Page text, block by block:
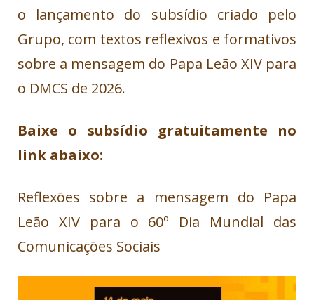
o lançamento do subsídio criado pelo
Grupo, com textos reflexivos e formativos
sobre a mensagem do Papa Leão XIV para
o DMCS de 2026.
Baixe o subsídio gratuitamente no
link abaixo:
Reflexões sobre a mensagem do Papa
Leão XIV para o 60º Dia Mundial das
Comunicações Sociais